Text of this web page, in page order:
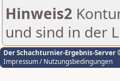
Hinweis2
und sind in der
Der Schachturnier-Ergebnis-Server
Impressum / Nutzungsbedingungen